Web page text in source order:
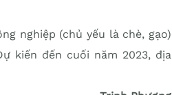
nghiệp (chủ yếu là chè, gạo)
kiến đến cuối năm 2023, địa